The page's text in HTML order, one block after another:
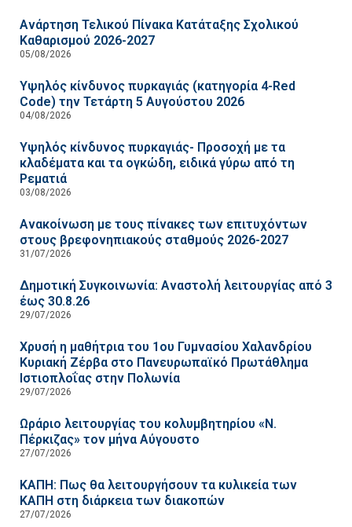
Ανάρτηση Τελικού Πίνακα Κατάταξης Σχολικού
Καθαρισμού 2026-2027
05/08/2026
Υψηλός κίνδυνος πυρκαγιάς (κατηγορία 4-Red
Code) την Τετάρτη 5 Αυγούστου 2026
04/08/2026
Υψηλός κίνδυνος πυρκαγιάς- Προσοχή με τα
κλαδέματα και τα ογκώδη, ειδικά γύρω από τη
Ρεματιά
03/08/2026
Ανακοίνωση με τους πίνακες των επιτυχόντων
στους βρεφονηπιακούς σταθμούς 2026-2027
31/07/2026
Δημοτική Συγκοινωνία: Αναστολή λειτουργίας από 3
έως 30.8.26
29/07/2026
Χρυσή η μαθήτρια του 1ου Γυμνασίου Χαλανδρίου
Κυριακή Ζέρβα στο Πανευρωπαϊκό Πρωτάθλημα
Ιστιοπλοΐας στην Πολωνία
29/07/2026
Ωράριο λειτουργίας του κολυμβητηρίου «Ν.
Πέρκιζας» τον μήνα Αύγουστο
27/07/2026
ΚΑΠΗ: Πως θα λειτουργήσουν τα κυλικεία των
ΚΑΠΗ στη διάρκεια των διακοπών
27/07/2026